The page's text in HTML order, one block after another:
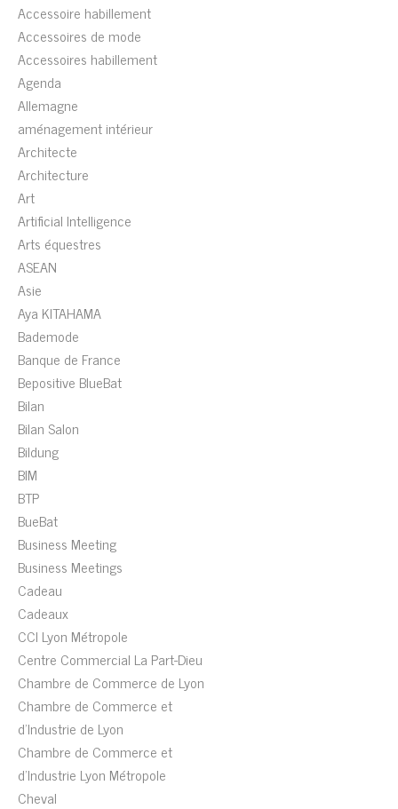
Accessoire habillement
Accessoires de mode
Accessoires habillement
Agenda
Allemagne
aménagement intérieur
Architecte
Architecture
Art
Artificial Intelligence
Arts équestres
ASEAN
Asie
Aya KITAHAMA
Bademode
Banque de France
Bepositive BlueBat
Bilan
Bilan Salon
Bildung
BIM
BTP
BueBat
Business Meeting
Business Meetings
Cadeau
Cadeaux
CCI Lyon Métropole
Centre Commercial La Part-Dieu
Chambre de Commerce de Lyon
Chambre de Commerce et
d'Industrie de Lyon
Chambre de Commerce et
d'Industrie Lyon Métropole
Cheval